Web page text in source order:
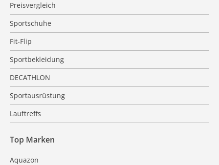
Preisvergleich
Sportschuhe
Fit-Flip
Sportbekleidung
DECATHLON
Sportausrüstung
Lauftreffs
Top Marken
Aquazon